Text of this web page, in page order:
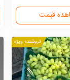
قیمت
فروشنده ویژه